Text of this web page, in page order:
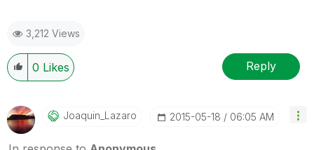
3,212 Views
0 Likes Reply
Joaquin_Lazaro ‎2015-05-18 06:05 AM